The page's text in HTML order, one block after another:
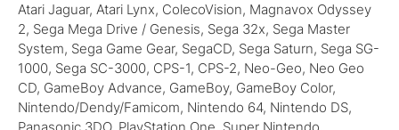
Atari Jaguar, Atari Lynx, ColecoVision, Magnavox Odyssey
2, Sega Mega Drive / Genesis, Sega 32x, Sega Master
System, Sega Game Gear, SegaCD, Sega Saturn, Sega SG-
1000, Sega SC-3000, CPS-1, CPS-2, Neo-Geo, Neo Geo
CD, GameBoy Advance, GameBoy, GameBoy Color,
Nintendo/Dendy/Famicom, Nintendo 64, Nintendo DS,